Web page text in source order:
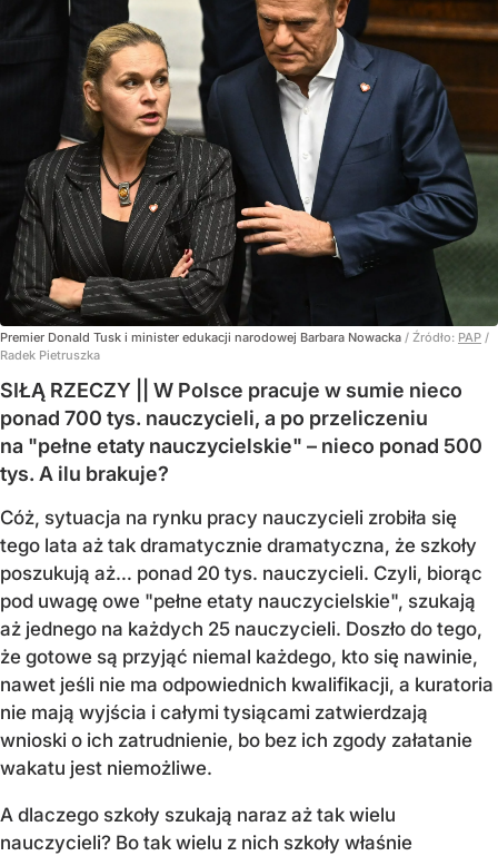
Premier Donald Tusk i minister edukacji narodowej Barbara Nowacka / Źródło: PAP /
Radek Pietruszka
SIŁĄ RZECZY || W Polsce pracuje w sumie nieco
ponad 700 tys. nauczycieli, a po przeliczeniu
na "pełne etaty nauczycielskie" – nieco ponad 500
tys. A ilu brakuje?
Cóż, sytuacja na rynku pracy nauczycieli zrobiła się
tego lata aż tak dramatycznie dramatyczna, że szkoły
poszukują aż… ponad 20 tys. nauczycieli. Czyli, biorąc
pod uwagę owe "pełne etaty nauczycielskie", szukają
aż jednego na każdych 25 nauczycieli. Doszło do tego,
że gotowe są przyjąć niemal każdego, kto się nawinie,
nawet jeśli nie ma odpowiednich kwalifikacji, a kuratoria
nie mają wyjścia i całymi tysiącami zatwierdzają
wnioski o ich zatrudnienie, bo bez ich zgody załatanie
wakatu jest niemożliwe.
A dlaczego szkoły szukają naraz aż tak wielu
nauczycieli? Bo tak wielu z nich szkoły właśnie